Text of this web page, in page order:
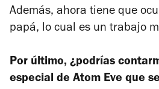
Además, ahora tiene que
papá, lo cual es un trabajo
Por último, ¿podrías
especial de Atom Eve que